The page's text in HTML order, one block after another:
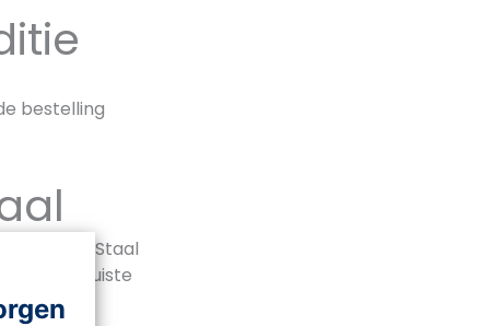
bestelling
van Staal
je de juiste